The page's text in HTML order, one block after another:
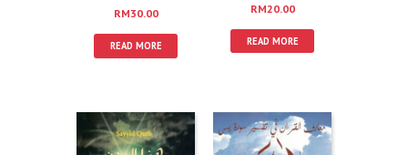
DURRAH
RM30.00
READ MORE
RM20.00
READ MORE